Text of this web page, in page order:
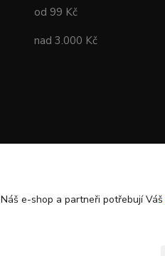
od 99 Kč
nad 3.000 Kč
Náš e-shop a partneři potřebují Váš